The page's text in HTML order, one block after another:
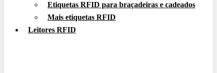
Etiquetas RFID para braçadeiras e cadeados
Mais etiquetas RFID
Leitores RFID